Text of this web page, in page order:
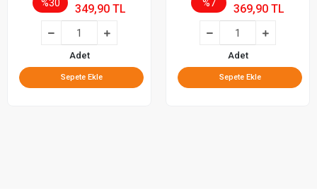
%30 349,90 TL
Adet
Sepete Ekle
%7 369,90 TL
Adet
Sepete Ekle